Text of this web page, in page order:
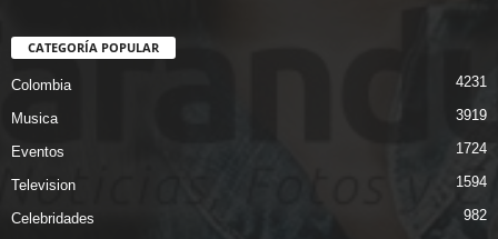
CATEGORÍA POPULAR
Colombia 4231
Musica 3919
Eventos 1724
Television 1594
Celebridades 982